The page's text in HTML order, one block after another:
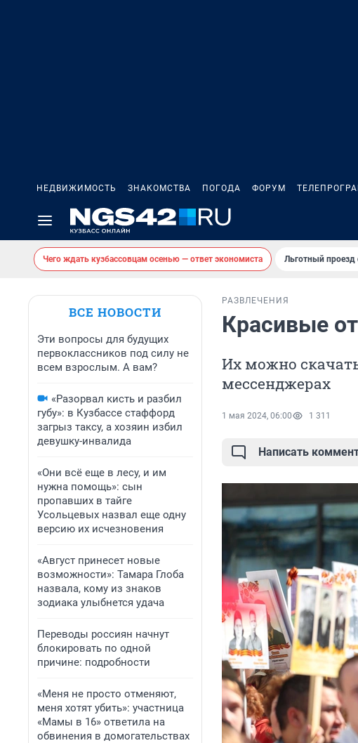
НЕДВИЖИМОСТЬ ЗНАКОМСТВА ПОГОДА ФОРУМ
Чего ждать кузбассовцам осенью — ответ экономиста Льготный проезд
ВСЕ НОВОСТИ
Эти вопросы для будущих
первоклассников под силу не
всем взрослым. А вам?
«Разорвал кисть и разбил
губу»: в Кузбассе стаффорд
загрыз таксу, а хозяин избил
девушку-инвалида
«Они всё еще в лесу, и им
нужна помощь»: сын
пропавших в тайге
Усольцевых назвал еще одну
версию их исчезновения
«Август принесет новые
возможности»: Тамара Глоба
назвала, кому из знаков
зодиака улыбнется удача
Переводы россиян начнут
блокировать по одной
причине: подробности
«Меня не просто отменяют,
меня хотят убить»: участница
«Мамы в 16» ответила на
обвинения в домогательствах
РАЗВЛЕЧЕНИЯ
Красивые
Их можно
мессенджерах
1 мая 2024, 06:00 1 311
Написать